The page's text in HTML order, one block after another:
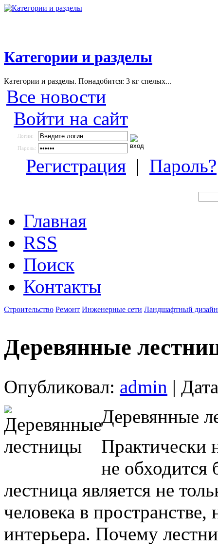
Категории и разделы
Категории и разделы. Понадобится: 3 кг спелых...
Все новости
Войти на сайт
Логин:
Пароль:
Регистрация | Пароль?
Главная
RSS
Поиск
Контакты
Строительство Ремонт Инженерные сети Ландшафтный дизайн
Деревянные
Опубликовал: admin |
Деревянные
Практически
не обходится
лестница является не
человека в
интерьера. Почему